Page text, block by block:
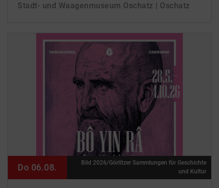
Stadt- und Waagenmuseum Oschatz | Oschatz
Do 06.08.
Bild 2026/Görlitzer Sammlungen für Geschichte
und Kultur